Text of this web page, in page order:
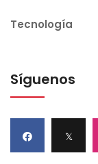
Tecnología
Síguenos
𝕏